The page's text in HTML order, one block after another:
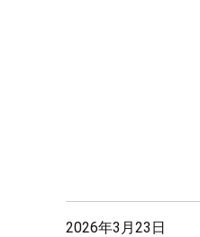
2026年3月23日